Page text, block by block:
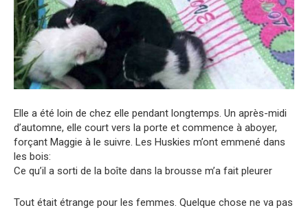
Elle a été loin de chez elle pendant longtemps. Un après-midi
d’automne, elle court vers la porte et commence à aboyer,
forçant Maggie à le suivre. Les Huskies m’ont emmené dans
les bois:
Ce qu’il a sorti de la boîte dans la brousse m’a fait pleurer
Tout était étrange pour les femmes. Quelque chose ne va pas